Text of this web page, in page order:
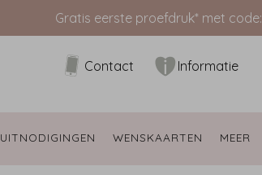
Gratis eerste proefdruk* met code:
Contact Informatie
UITNODIGINGEN WENSKAARTEN MEER